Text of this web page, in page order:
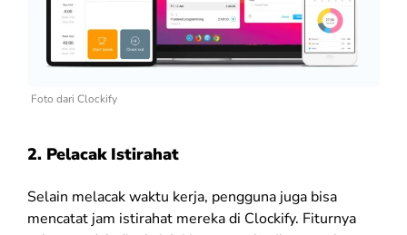
Foto dari Clockify
2. Pelacak Istirahat
Selain melacak waktu kerja, pengguna juga bisa
mencatat jam istirahat mereka di Clockify. Fiturnya